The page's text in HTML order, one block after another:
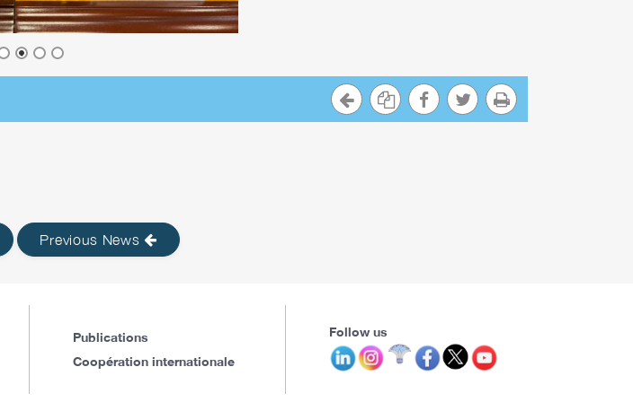
Previous News
Publications
Coopération internationale
Follow us